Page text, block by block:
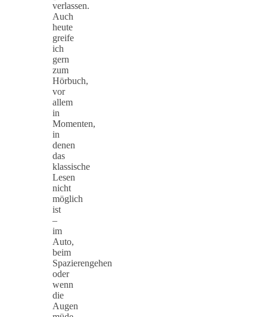
verlassen.
Auch
heute
greife
ich
gern
zum
Hörbuch,
vor
allem
in
Momenten,
in
denen
das
klassische
Lesen
nicht
möglich
ist
–
im
Auto,
beim
Spazierengehen
oder
wenn
die
Augen